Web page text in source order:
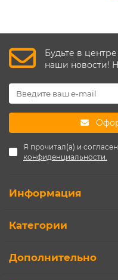
Будьте в
наши новости!
Я прочитал(а) и
конфиденциальности.
Информация
Категории
Дополнительно